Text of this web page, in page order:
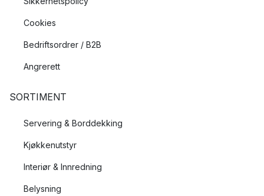
Cookies
Bedriftsordrer / B2B
Angrerett
SORTIMENT
Servering & Borddekking
Kjøkkenutstyr
Interiør & Innredning
Belysning